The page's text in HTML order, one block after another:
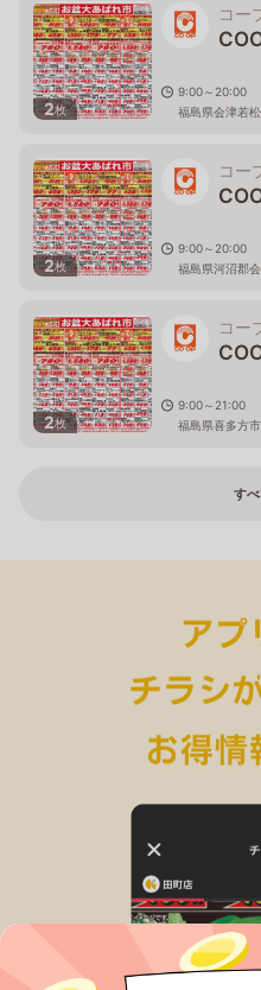
2枚
コー
9:00～20:00
福島県会津若
2枚
コー
9:00～20:00
福島県河沼郡
2枚
コー
9:00～21:00
福島県喜多方
す